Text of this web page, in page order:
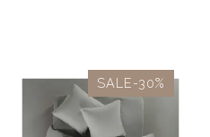
SALE-30%